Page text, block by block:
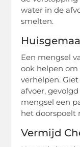
water in de
smelten.
Een mengsel
ook helpen
verhelpen.
afvoer,
mengsel een
het doorspoelt
Vermijd